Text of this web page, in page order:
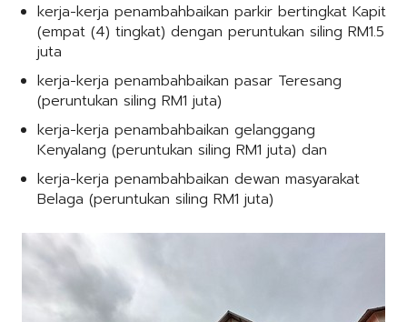
kerja-kerja penambahbaikan parkir bertingkat Kapit
(empat (4) tingkat) dengan peruntukan siling RM1.5
juta
kerja-kerja penambahbaikan pasar Teresang
(peruntukan siling RM1 juta)
kerja-kerja penambahbaikan gelanggang
Kenyalang (peruntukan siling RM1 juta) dan
kerja-kerja penambahbaikan dewan masyarakat
Belaga (peruntukan siling RM1 juta)